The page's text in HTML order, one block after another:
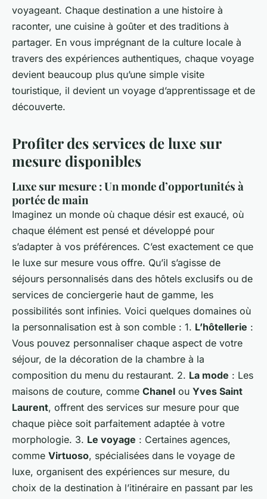
voyageant. Chaque destination a une histoire à
raconter, une cuisine à goûter et des traditions à
partager. En vous imprégnant de la culture locale à
travers des expériences authentiques, chaque voyage
devient beaucoup plus qu’une simple visite
touristique, il devient un voyage d’apprentissage et de
découverte.
Profiter des services de luxe sur
mesure disponibles
Luxe sur mesure : Un monde d’opportunités à
portée de main
Imaginez un monde où chaque désir est exaucé, où
chaque élément est pensé et développé pour
s’adapter à vos préférences. C’est exactement ce que
le luxe sur mesure vous offre. Qu’il s’agisse de
séjours personnalisés dans des hôtels exclusifs ou de
services de conciergerie haut de gamme, les
possibilités sont infinies. Voici quelques domaines où
la personnalisation est à son comble : 1. L’hôtellerie :
Vous pouvez personnaliser chaque aspect de votre
séjour, de la décoration de la chambre à la
composition du menu du restaurant. 2. La mode : Les
maisons de couture, comme Chanel ou Yves Saint
Laurent, offrent des services sur mesure pour que
chaque pièce soit parfaitement adaptée à votre
morphologie. 3. Le voyage : Certaines agences,
comme Virtuoso, spécialisées dans le voyage de
luxe, organisent des expériences sur mesure, du
choix de la destination à l’itinéraire en passant par les